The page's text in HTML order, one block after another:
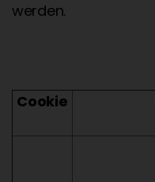
werden.
Cookie